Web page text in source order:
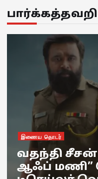
இணைய தொடர்
வதந்தி சீசன்
ஆஃப் மணி”